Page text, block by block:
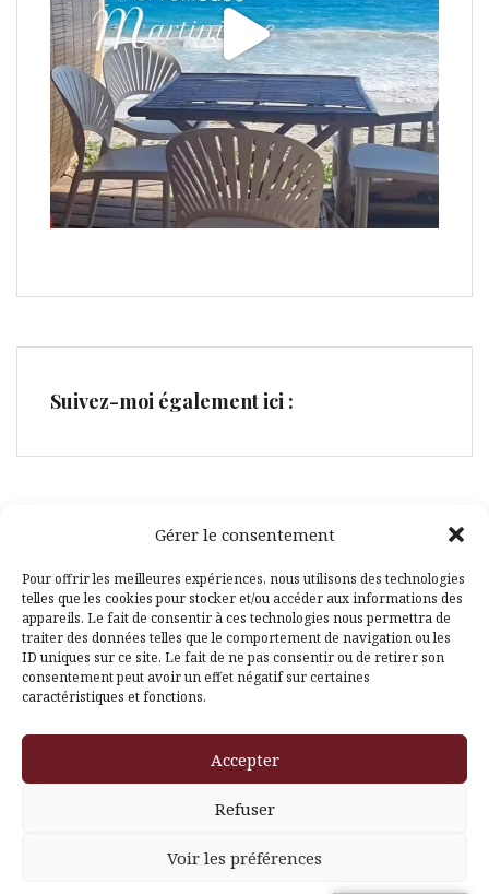
Gérer le consentement
Pour offrir les meilleures expériences, nous utilisons des technologies
telles que les cookies pour stocker et/ou accéder aux informations des
appareils. Le fait de consentir à ces technologies nous permettra de
traiter des données telles que le comportement de navigation ou les
ID uniques sur ce site. Le fait de ne pas consentir ou de retirer son
consentement peut avoir un effet négatif sur certaines
caractéristiques et fonctions.
Accepter
Refuser
Voir les préférences
Suivez-moi également ici :
Facebook
Pinterest
Themeisle